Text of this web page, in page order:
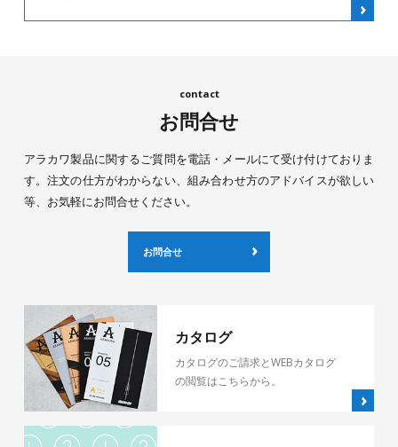
お問合せ
アラカワ製品に関するご質問を電話・メールにて受け付けておりま
す。注文の仕方がわからない、組み合わせ方のアドバイスが欲しい
等、お気軽にお問合せください。
お問合せ
カタログ
カタログのご請求とWEBカタログ
の閲覧はこちらから。